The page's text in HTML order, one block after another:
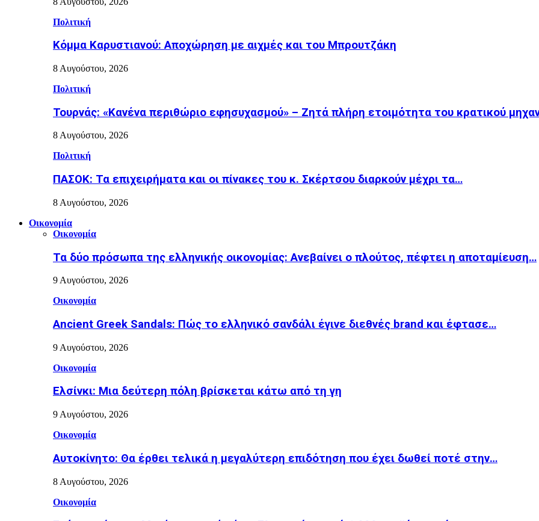
Πολιτική
Κόμμα Καρυστιανού: Αποχώρηση με αιχμές και του Μπρουτζάκη
8 Αυγούστου, 2026
Πολιτική
Τουρνάς: «Κανένα περιθώριο εφησυχασμού» – Ζητά πλήρη ετοιμότητα του κρατικού
8 Αυγούστου, 2026
Πολιτική
ΠΑΣΟΚ: Τα επιχειρήματα και οι πίνακες του κ. Σκέρτσου διαρκούν μέχρι τα…
8 Αυγούστου, 2026
Οικονομία
Οικονομία
Τα δύο πρόσωπα της ελληνικής οικονομίας: Aνεβαίνει ο πλούτος, πέφτει η αποταμίευση…
9 Αυγούστου, 2026
Οικονομία
Ancient Greek Sandals: Πώς το ελληνικό σανδάλι έγινε διεθνές brand και έφτασε…
9 Αυγούστου, 2026
Οικονομία
Ελσίνκι: Mια δεύτερη πόλη βρίσκεται κάτω από τη γη
9 Αυγούστου, 2026
Οικονομία
Αυτοκίνητο: Θα έρθει τελικά η μεγαλύτερη επιδότηση που έχει δωθεί ποτέ στην…
8 Αυγούστου, 2026
Οικονομία